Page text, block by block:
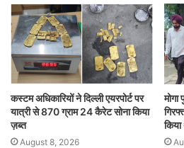
कस्टम अधिकारियों ने दिल्ली एयरपोर्ट पर
यात्री से 870 ग्राम 24 कैरेट सोना किया
ज़ब्त
August 8, 2026